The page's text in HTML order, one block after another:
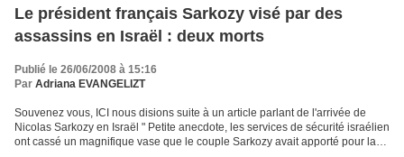
Le président français Sarkozy visé par des
assassins en Israël : deux morts
Publié le 26/06/2008 à 15:16
Par Adriana EVANGELIZT
Souvenez vous, ICI nous disions suite à un article parlant de l'arrivée de
Nicolas Sarkozy en Israël " Petite anecdote, les services de sécurité israélien
ont cassé un magnifique vase que le couple Sarkozy avait apporté pour la